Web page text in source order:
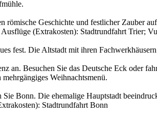
römische Geschichte und festlicher Zauber
(Extrakosten): Stadtrundfahrt Trier;
fest. Die Altstadt mit ihren
an. Besuchen Sie das Deutsche Eck oder
Weihnachtsmenü.
Sie Bonn. Die ehemalige Hauptstadt
Stadtrundfahrt Bonn